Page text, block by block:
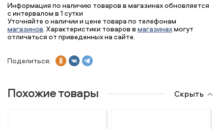
Информация по наличию товаров в магазинах обновляется
с интервалом в 1 сутки
Уточняйте о наличии и цене товара по телефонам
магазинов. Характеристики товаров в магазинахмогут
отличаться от приведенных на сайте.
Поделиться:
Похожие товары Скрыть